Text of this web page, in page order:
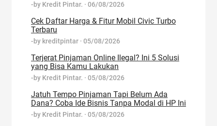
-by Kredit Pintar. · 06/08/2026
Cek Daftar Harga & Fitur Mobil Civic Turbo
Terbaru
-by kreditpintar · 05/08/2026
Terjerat Pinjaman Online Ilegal? Ini 5 Solusi
yang Bisa Kamu Lakukan
-by Kredit Pintar. · 05/08/2026
Jatuh Tempo Pinjaman Tapi Belum Ada
Dana? Coba Ide Bisnis Tanpa Modal di HP Ini
-by Kredit Pintar. · 05/08/2026